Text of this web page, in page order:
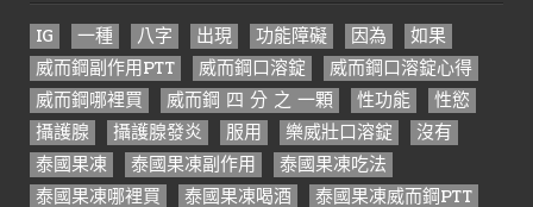
IG 一種 八字 出現 功能障礙 因為
如果
威而鋼副作用PTT
威而鋼口溶錠
威而鋼口溶錠心得
威而鋼哪裡買
威而鋼 四 分 之 一顆 性功能
性慾
攝護腺
攝護腺發炎 服用 樂威壯口溶錠
沒有
泰國果凍
泰國果凍副作用
泰國果凍吃法
泰國果凍哪裡買
泰國果凍喝酒
泰國果凍威而鋼PTT